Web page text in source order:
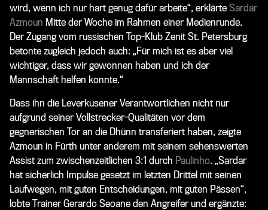
wird, wenn ich nur hart genug dafür arbeite“, erklärte Sardar
Azmoun Mitte der Woche im Rahmen einer Medienrunde.
Der Zugang vom russischen Top-Klub Zenit St. Petersburg
betonte zugleich jedoch auch: „Für mich ist es aber viel
wichtiger, dass wir gewonnen haben und ich der
Mannschaft helfen konnte.“
Dass ihn die Leverkusener Verantwortlichen nicht nur
aufgrund seiner Vollstrecker-Qualitäten vor dem
gegnerischen Tor an die Dhünn transferiert haben, zeigte
Azmoun in Fürth unter anderem mit seinem sehenswerten
Assist zum zwischenzeitlichen 3:1 durch Paulinho. „Sardar
hat sicherlich Impulse gesetzt im letzten Drittel mit seinen
Laufwegen, mit guten Entscheidungen, mit guten Pässen“,
lobte TrainerGerardo Seoane den Angreifer und ergänzte: